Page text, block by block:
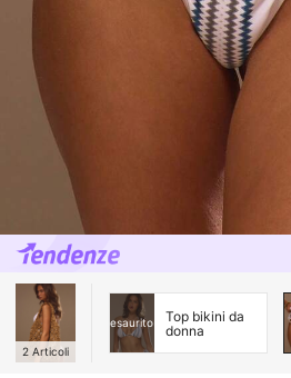
2 Articoli
esaurito
Top bikini da
donna